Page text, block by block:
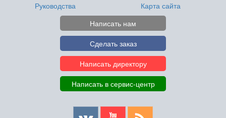
Руководства
Карта сайта
Написать нам
Сделать заказ
Написать директору
Написать в сервис-центр